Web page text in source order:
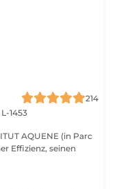
214
1453
AQUENE (in Parc
Effizienz, seinen